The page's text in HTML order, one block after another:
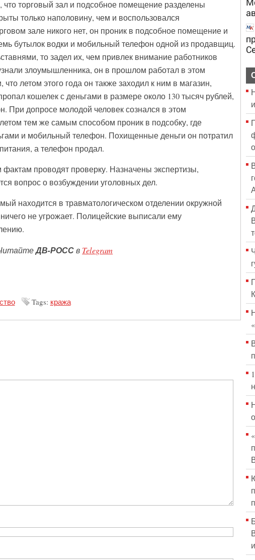
торговый зал и подсобное помещение разделены
только наполовину, чем и воспользовался
зале никого нет, он проник в подсобное помещение и
бутылок водки и мобильный телефон одной из продавщиц.
то задел их, чем привлек внимание работников
злоумышленника, он в прошлом работал в этом
летом этого года он также заходил к ним в магазин,
кошелек с деньгами в размере около 130 тысяч рублей,
При допросе молодой человек сознался в этом
тем же самым способом проник в подсобку, где
и мобильный телефон. Похищенные деньги он потратил
а телефон продал.
проводят проверку. Назначены экспертизы,
вопрос о возбуждении уголовных дел.
находится в травматологическом отделении окружной
не угрожает. Полицейские выписали ему
ДВ-РОССв Telegram
Tags: кража